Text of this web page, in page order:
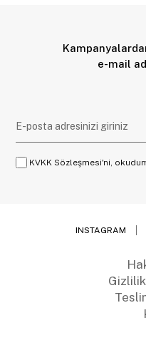
e-mail
KVKK Sözleşmesi'ni,
INSTAGRAM